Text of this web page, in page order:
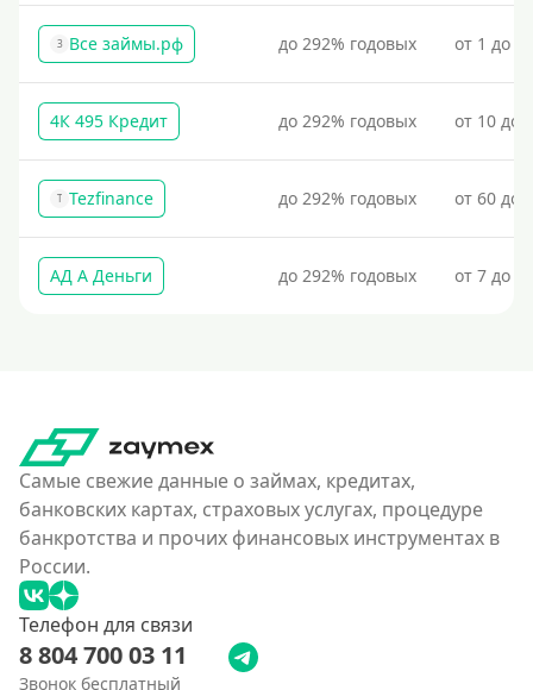
Без посредников
Процент
Под 1 %
С пролонгацией (продлением)
Под высокий процент
Без комиссии
В рассрочку
Без процентов
Первый кредит без переплат
Без процентов на 30 дней
Под 0 %
Условия
С опцией досрочного погашения долга
З Все займы.рф до 292% годовых от 1 до
4К 495 Кредит до 292% годовых от 10 до
T Tezfinance до 292% годовых от 60 до
АД А Деньги до 292% годовых от 7 до
Самые свежие данные о займах, кредитах,
банковских картах, страховых услугах, процедуре
банкротства и прочих финансовых инструментах в
России.
Телефон для связи
8 804 700 03 11
Звонок бесплатный